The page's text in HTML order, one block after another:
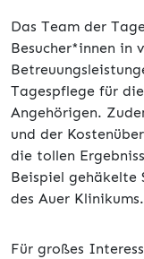
Das Team der
Besucher*innen in
Tagespflege für
Angehörigen.
und der
die tollen
Beispiel gehäkelte
des Auer Klinikums.
Für großes